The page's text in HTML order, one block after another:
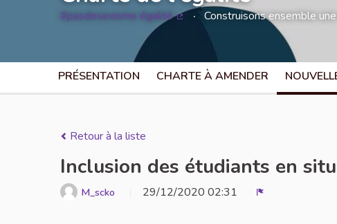
#pasdesexisme égalité Construisons ensemble
PRÉSENTATION CHARTE À AMENDER
Retour à la liste
Inclusion des étudiants en
M_scko 29/12/2020 02:31